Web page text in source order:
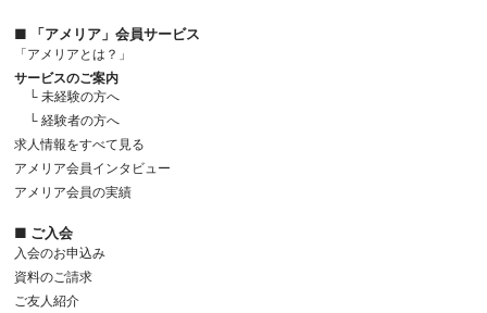
■ 「アメリア」会員サービス
「アメリアとは？」
サービスのご案内
└ 未経験の方へ
└ 経験者の方へ
求人情報をすべて見る
アメリア会員インタビュー
アメリア会員の実績
■ ご入会
入会のお申込み
資料のご請求
ご友人紹介